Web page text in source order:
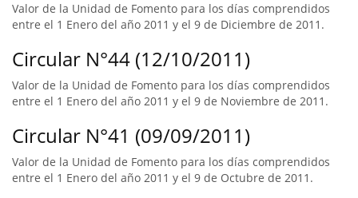
Valor de la Unidad de Fomento para los días comprendidos
entre el 1 Enero del año 2011 y el 9 de Diciembre de 2011.
Circular N°44 (12/10/2011)
Valor de la Unidad de Fomento para los días comprendidos
entre el 1 Enero del año 2011 y el 9 de Noviembre de 2011.
Circular N°41 (09/09/2011)
Valor de la Unidad de Fomento para los días comprendidos
entre el 1 Enero del año 2011 y el 9 de Octubre de 2011.